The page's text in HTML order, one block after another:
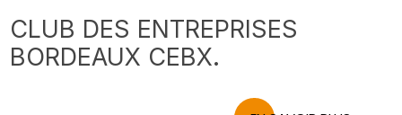
CLUB DES ENTREPRISES
BORDEAUX CEBX.